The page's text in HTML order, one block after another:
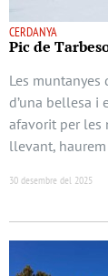
CERDANYA
Pic de
Les
d’una bellesa i
afavorit per les
llevant,
30 desembre del 2025